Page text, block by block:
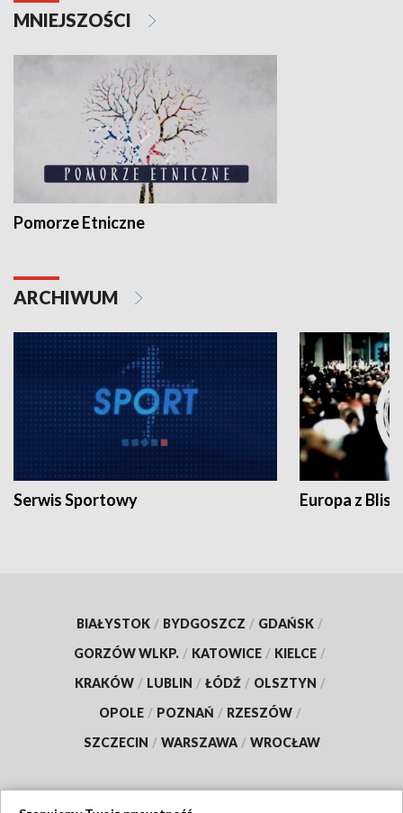
MNIEJSZOŚCI
Pomorze Etniczne
ARCHIWUM
Serwis Sportowy Europa z
BIAŁYSTOK / BYDGOSZCZ / GDAŃSK /
GORZÓW WLKP. / KATOWICE / KIELCE /
KRAKÓW / LUBLIN / ŁÓDŹ / OLSZTYN /
OPOLE / POZNAŃ / RZESZÓW /
SZCZECIN / WARSZAWA / WROCŁAW